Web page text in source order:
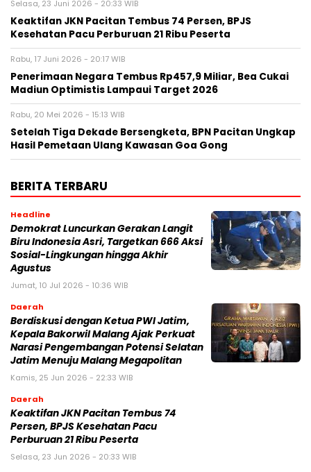
Selasa, 23 Juni 2026 - 20:33 WIB
Keaktifan JKN Pacitan Tembus 74 Persen, BPJS
Kesehatan Pacu Perburuan 21 Ribu Peserta
Rabu, 17 Juni 2026 - 20:17 WIB
Penerimaan Negara Tembus Rp457,9 Miliar, Bea Cukai
Madiun Optimistis Lampaui Target 2026
Rabu, 20 Mei 2026 - 15:13 WIB
Setelah Tiga Dekade Bersengketa, BPN Pacitan Ungkap
Hasil Pemetaan Ulang Kawasan Goa Gong
BERITA TERBARU
Headline
Demokrat Luncurkan Gerakan Langit
Biru Indonesia Asri, Targetkan 666 Aksi
Sosial-Lingkungan hingga Akhir
Agustus
Jumat, 10 Jul 2026 - 10:36 WIB
Daerah
Berdiskusi dengan Ketua PWI Jatim,
Kepala Bakorwil Malang Ajak Perkuat
Narasi Pengembangan Potensi Selatan
Jatim Menuju Malang Megapolitan
Kamis, 25 Jun 2026 - 22:33 WIB
Daerah
Keaktifan JKN Pacitan Tembus 74
Persen, BPJS Kesehatan Pacu
Perburuan 21 Ribu Peserta
Selasa, 23 Jun 2026 - 20:33 WIB